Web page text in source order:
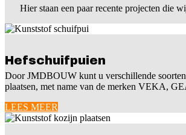
Hier staan een paar recente projecten die
Hefschuifpuien
Door JMDBOUW kunt u verschillende
plaatsen, met name van de merken VEKA,
LEES MEER